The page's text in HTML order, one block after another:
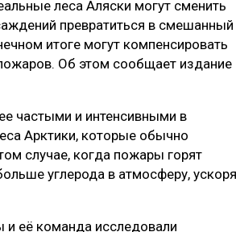
РЫНОК
леса Аляски могут сменить
превратиться в смешанный
итоге могут компенсировать
Об этом сообщает издание
частыми и интенсивными в
Арктики, которые обычно
случае, когда пожары горят
углерода в атмосферу,
её команда исследовали